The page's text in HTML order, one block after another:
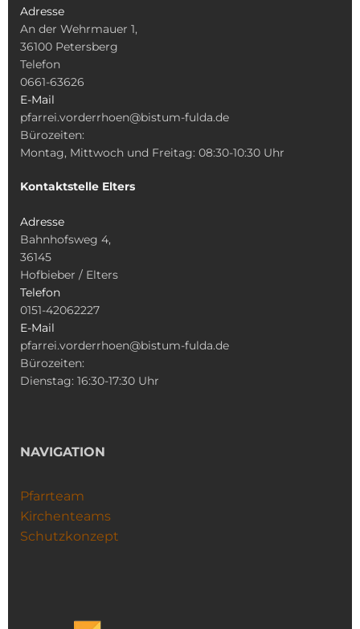
Adresse
An der Wehrmauer 1,
36100 Petersberg
Telefon
0661-63626
E-Mail
pfarrei.vorderrhoen@bistum-fulda.de
Bürozeiten:
Montag, Mittwoch und Freitag: 08:30-10:30 Uhr
Kontaktstelle Elters
Adresse
Bahnhofsweg 4,
36145
Hofbieber / Elters
Telefon
0151-42062227
E-Mail
pfarrei.vorderrhoen@bistum-fulda.de
Bürozeiten:
Dienstag: 16:30-17:30 Uhr
NAVIGATION
Pfarrteam
Kirchenteams
Schutzkonzept